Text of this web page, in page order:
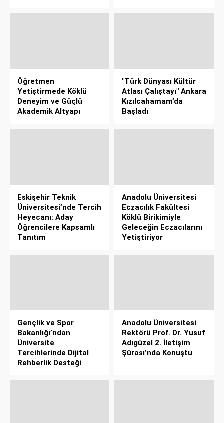
Öğretmen
Yetiştirmede Köklü
Deneyim ve Güçlü
Akademik Altyapı
"Türk Dünyası Kültür
Atlası Çalıştayı" Ankara
Kızılcahamam’da
Başladı
Eskişehir Teknik
Üniversitesi’nde Tercih
Heyecanı: Aday
Öğrencilere Kapsamlı
Tanıtım
Anadolu Üniversitesi
Eczacılık Fakültesi
Köklü Birikimiyle
Geleceğin Eczacılarını
Yetiştiriyor
Gençlik ve Spor
Bakanlığı’ndan
Üniversite
Tercihlerinde Dijital
Rehberlik Desteği
Anadolu Üniversitesi
Rektörü Prof. Dr. Yusuf
Adıgüzel 2. İletişim
Şûrası’nda Konuştu